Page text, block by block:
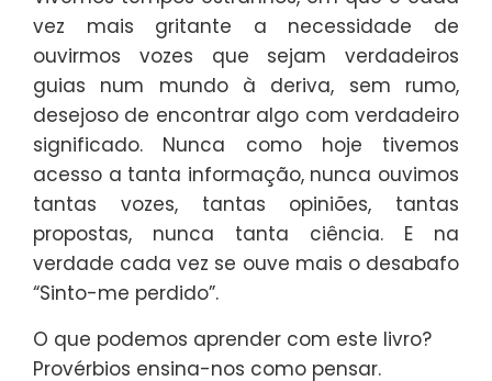
vez mais gritante a necessidade de
ouvirmos vozes que sejam verdadeiros
guias num mundo à deriva, sem rumo,
desejoso de encontrar algo com verdadeiro
significado. Nunca como hoje tivemos
acesso a tanta informação, nunca ouvimos
tantas vozes, tantas opiniões, tantas
propostas, nunca tanta ciência. E na
verdade cada vez se ouve mais o desabafo
“Sinto-me perdido”.
O que podemos aprender com este livro?
Provérbios ensina-nos como pensar.